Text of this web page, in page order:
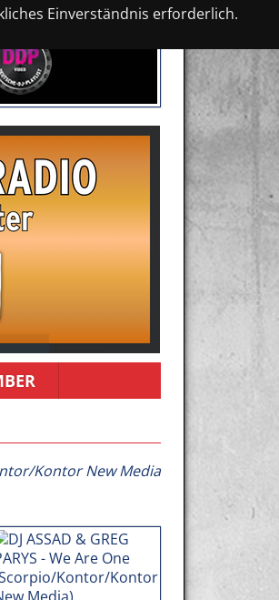
Einverständnis erforderlich.
Kontor New Media